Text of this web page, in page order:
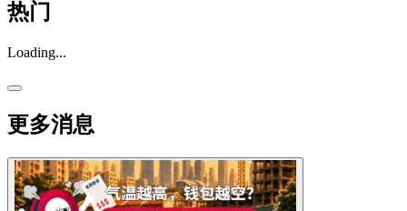
热门
Loading...
更多消息